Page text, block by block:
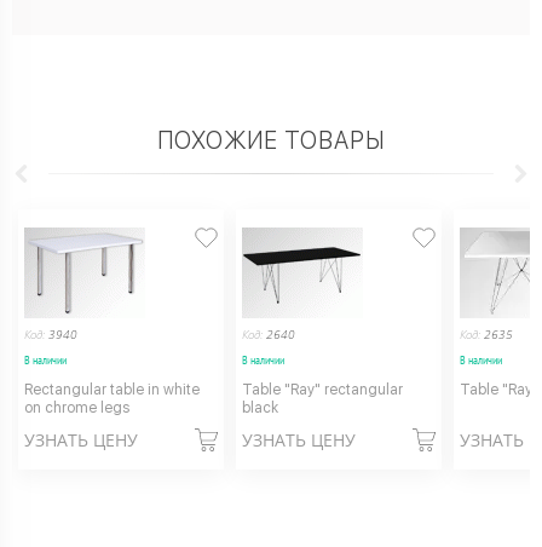
ПОХОЖИЕ ТОВАРЫ
Код: 3940
В наличии
Rectangular table in white
on chrome legs
УЗНАТЬ ЦЕНУ
Код: 2640
В наличии
Table "Ray" rectangular
black
УЗНАТЬ ЦЕНУ
Код: 2635
В наличии
Table
УЗНАТЬ